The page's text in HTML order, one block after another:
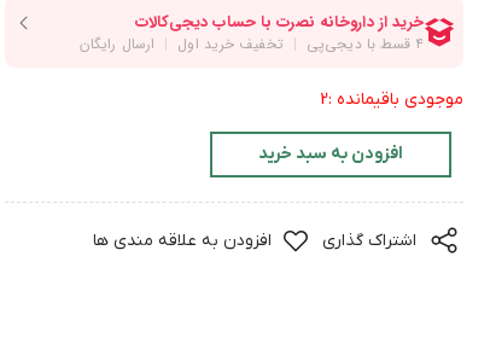
موجودی باقیمانده :2
افزودن به سبد خرید
اشتراک گذاری افزودن به علاقه مندی ها